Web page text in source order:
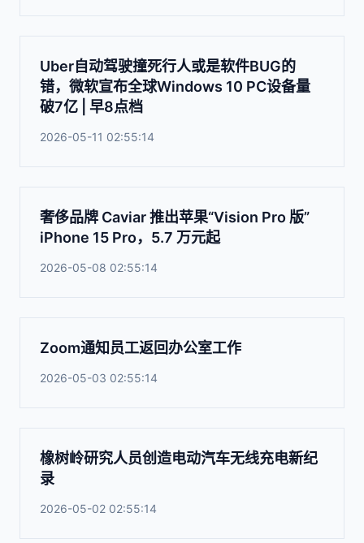
Uber自动驾驶撞死行人或是软件BUG的
错，微软宣布全球Windows 10 PC设备量
破7亿 | 早8点档
2026-05-11 02:55:14
奢侈品牌 Caviar 推出苹果“Vision Pro 版”
iPhone 15 Pro，5.7 万元起
2026-05-08 02:55:14
Zoom通知员工返回办公室工作
2026-05-03 02:55:14
橡树岭研究人员创造电动汽车无线充电新纪
录
2026-05-02 02:55:14